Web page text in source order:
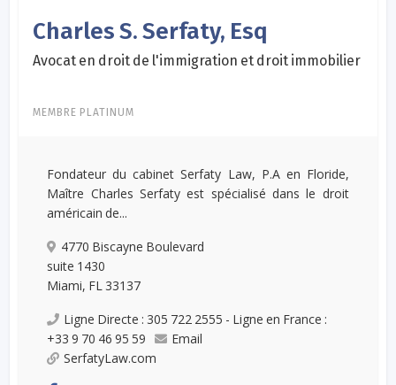
Charles S. Serfaty, Esq
Avocat en droit de l'immigration et droit immobilier
MEMBRE PLATINUM
Fondateur du cabinet Serfaty Law, P.A en Floride,
Maître Charles Serfaty est spécialisé dans le droit
américain de...
4770 Biscayne Boulevard
suite 1430
Miami, FL 33137
Ligne Directe : 305 722 2555 - Ligne en France :
+33 9 70 46 95 59
Email
SerfatyLaw.com